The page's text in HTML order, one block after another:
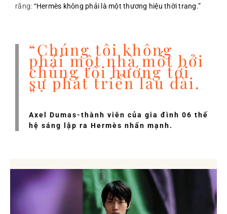
rằng: “Hermès không phải là một thương hiệu thời trang.”
“Chúng tôi không
phải một nhà mốt bởi
chúng tôi hướng tới
sự phát triển lâu dài.
”
Axel Dumas-thành viên của gia đình 06 thế
hệ sáng lập ra Hermès nhấn mạnh.